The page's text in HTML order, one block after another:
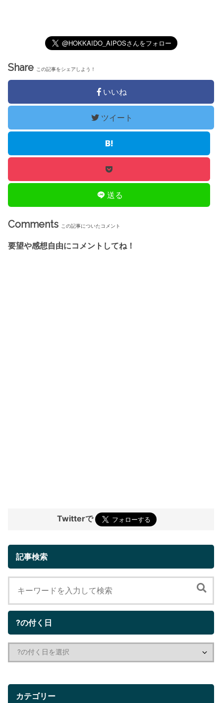
Share この記事をシェアしよう！
いいね
ツイート
送る
Comments この記事についたコメント
要望や感想自由にコメントしてね！
Twitterで
記事検索
?の付く日
カテゴリー